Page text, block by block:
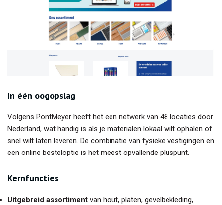
In één oogopslag
Volgens PontMeyer heeft het een netwerk van 48 locaties door
Nederland, wat handig is als je materialen lokaal wilt ophalen of
snel wilt laten leveren. De combinatie van fysieke vestigingen en
een online besteloptie is het meest opvallende pluspunt.
Kernfuncties
Uitgebreid assortiment van hout, platen, gevelbekleding,